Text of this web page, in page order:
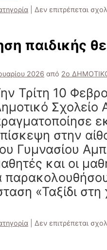
Δεν επιτρέπεται
παιδικής
2026 από 2ο
Τρίτη 10
στην
Γυμνασίου
και οι
«Ταξίδι
Δεν επιτρέπεται